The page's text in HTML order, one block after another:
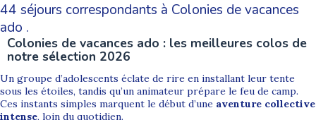
44 séjours correspondants à Colonies de vacances
ado .
Colonies de vacances ado : les meilleures colos de
notre sélection 2026
Un groupe d’adolescents éclate de rire en installant leur tente
sous les étoiles, tandis qu’un animateur prépare le feu de camp.
Ces instants simples marquent le début d’une aventure collective
intense, loin du quotidien.